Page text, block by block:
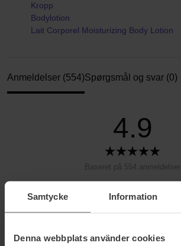
Samtycke Information
Denna webbplats använder cookies
Kropp
Bodylotion
Lait Corporel Moisturizing Body Lotion
Anmeldelser (554)Spørgsmål og svar (0)
4.9
Baseret på 554 anmeldelser
4